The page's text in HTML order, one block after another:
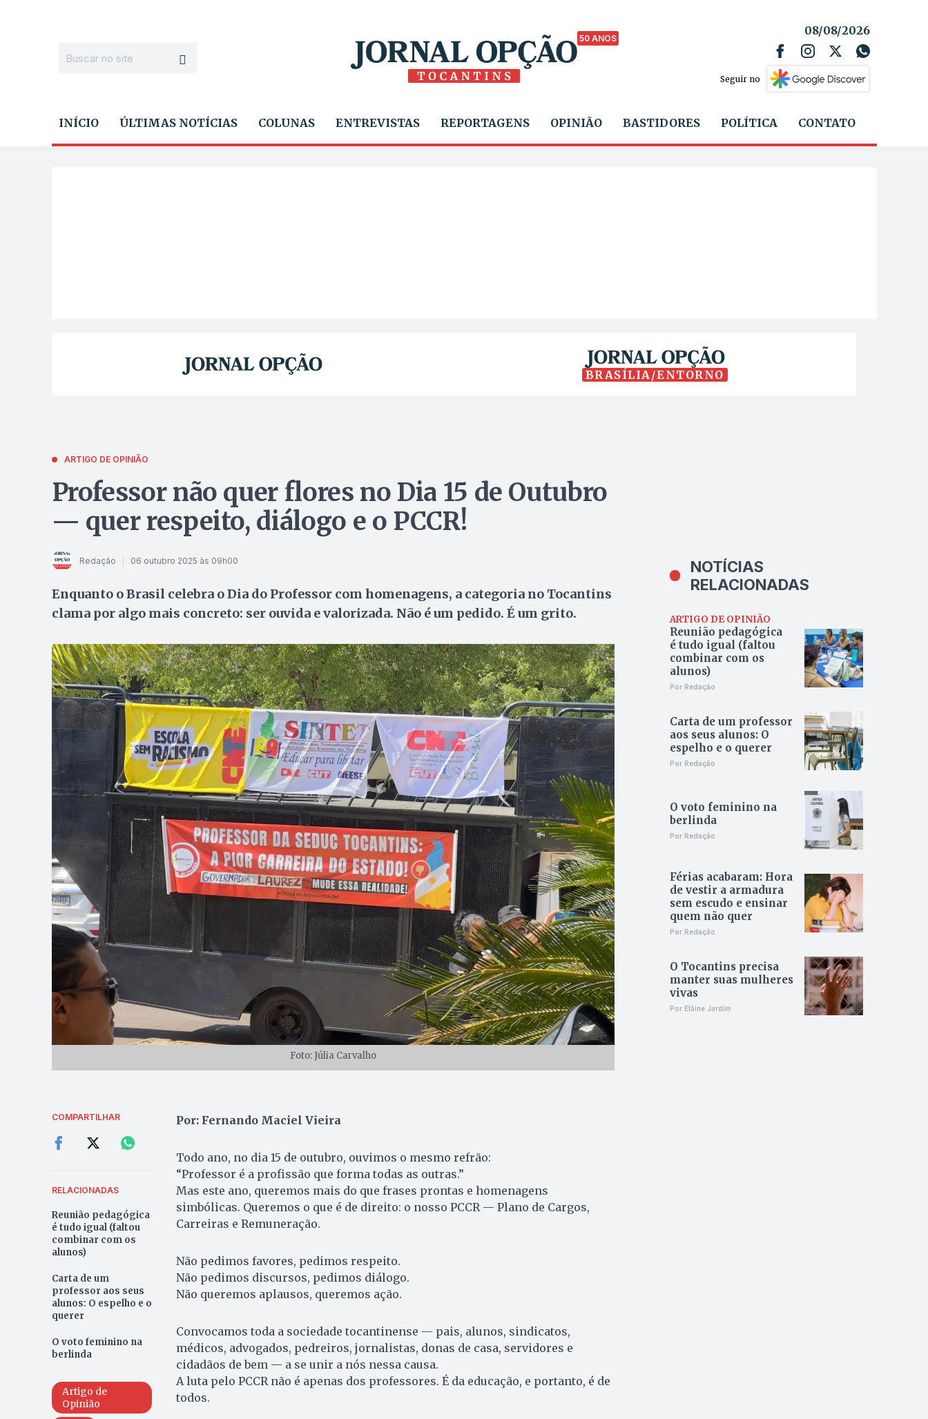
50 ANOS
08/08/2026
Seguir no
INÍCIO ÚLTIMAS NOTÍCIAS COLUNAS ENTREVISTAS REPORTAGENS OPINIÃO BASTIDORES POLÍTICA CONTATO
BRASÍLIA/ENTORNO
ARTIGO DE OPINIÃO
Professor não quer flores no Dia 15 de Outubro
— quer respeito, diálogo e o PCCR!
Redação 06 outubro 2025 às 09h00
Enquanto o Brasil celebra o Dia do Professor com homenagens, a categoria no Tocantins
clama por algo mais concreto: ser ouvida e valorizada. Não é um pedido. É um grito.
Foto: Júlia Carvalho
COMPARTILHAR
RELACIONADAS
Reunião pedagógica
é tudo igual (faltou
combinar com os
alunos)
Carta de um
professor aos seus
alunos: O espelho e o
querer
O voto feminino na
berlinda
Artigo de
Opinião
Por: Fernando Maciel Vieira
Todo ano, no dia 15 de outubro, ouvimos o mesmo refrão:
“Professor é a profissão que forma todas as outras.”
Mas este ano, queremos mais do que frases prontas e homenagens
simbólicas. Queremos o que é de direito: o nosso PCCR — Plano de Cargos,
Carreiras e Remuneração.
Não pedimos favores, pedimos respeito.
Não pedimos discursos, pedimos diálogo.
Não queremos aplausos, queremos ação.
Convocamos toda a sociedade tocantinense — pais, alunos, sindicatos,
médicos, advogados, pedreiros, jornalistas, donas de casa, servidores e
cidadãos de bem — a se unir a nós nessa causa.
A luta pelo PCCR não é apenas dos professores. É da educação, e portanto, é de
todos.
NOTÍCIAS
RELACIONADAS
ARTIGO DE OPINIÃO
Reunião pedagógica
é tudo igual (faltou
combinar com os
alunos)
Por Redação
Carta de um professor
aos seus alunos: O
espelho e o querer
Por Redação
O voto feminino na
berlinda
Por Redação
Férias acabaram: Hora
de vestir a armadura
sem escudo e ensinar
quem não quer
Por Redação
O Tocantins precisa
manter suas mulheres
vivas
Por Elâine Jardim